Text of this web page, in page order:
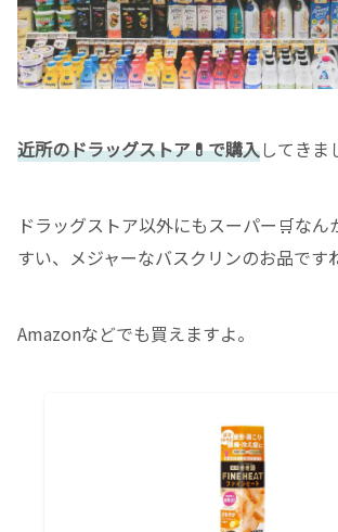
近所のドラッグストア💊で購入してきま
ドラッグストア以外にもスーパー🛒なん
すい、メジャーなバスクリンのお品です
Amazonなどでも買えますよ。